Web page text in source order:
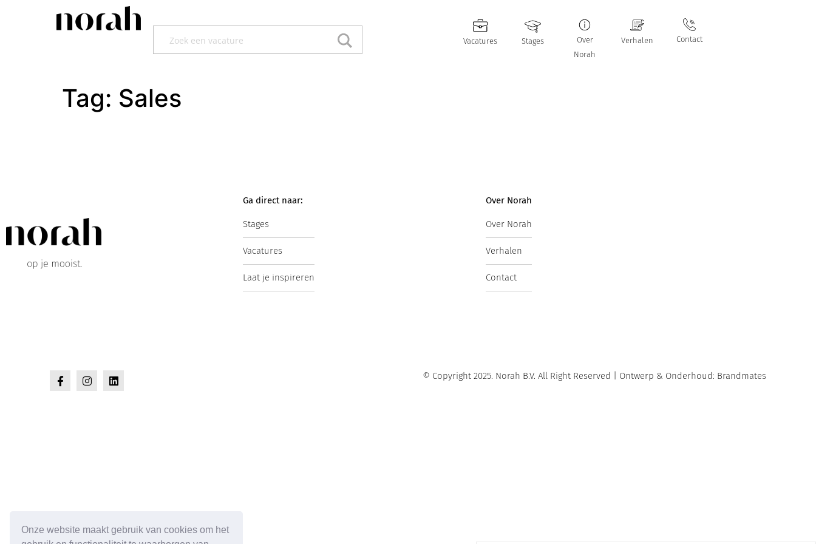
Onze website maakt gebruik van cookies om het
Vacatures Stages
Over
Norah
Verhalen Contact
Tag: Sales
Ga direct naar:
Stages
Vacatures
Laat je inspireren
Over Norah
Over Norah
Verhalen
Contact
© Copyright 2025. Norah B.V. All Right Reserved | Ontwerp & Onderhoud: Brandmates